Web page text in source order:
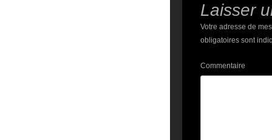
Laisser
Votre adresse de
obligatoires sont
Commentaire